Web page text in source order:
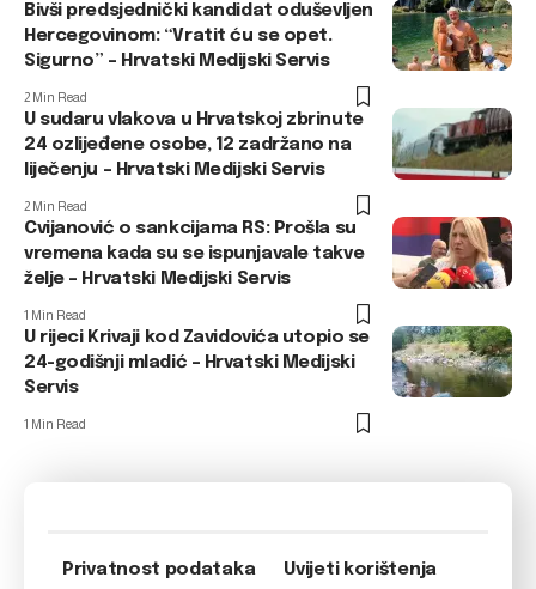
Bivši predsjednički kandidat oduševljen
Hercegovinom: “Vratit ću se opet.
Sigurno” – Hrvatski Medijski Servis
2 Min Read
U sudaru vlakova u Hrvatskoj zbrinute
24 ozlijeđene osobe, 12 zadržano na
liječenju – Hrvatski Medijski Servis
2 Min Read
Cvijanović o sankcijama RS: Prošla su
vremena kada su se ispunjavale takve
želje – Hrvatski Medijski Servis
1 Min Read
U rijeci Krivaji kod Zavidovića utopio se
24-godišnji mladić – Hrvatski Medijski
Servis
1 Min Read
Privatnost podataka Uvijeti korištenja